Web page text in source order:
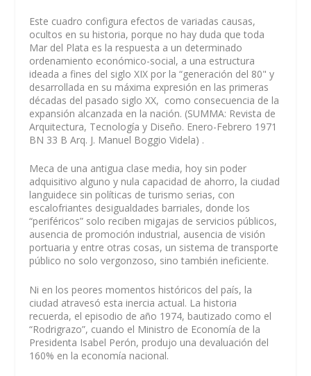
Este cuadro configura efectos de variadas causas,
ocultos en su historia, porque no hay duda que toda
Mar del Plata es la respuesta a un determinado
ordenamiento económico-social, a una estructura
ideada a fines del siglo XIX por la “generación del 80" y
desarrollada en su máxima expresión en las primeras
décadas del pasado siglo XX, como consecuencia de la
expansión alcanzada en la nación. (SUMMA: Revista de
Arquitectura, Tecnología y Diseño. Enero-Febrero 1971
BN 33 B Arq. J. Manuel Boggio Videla) .
Meca de una antigua clase media, hoy sin poder
adquisitivo alguno y nula capacidad de ahorro, la ciudad
languidece sin políticas de turismo serias, con
escalofriantes desigualdades barriales, donde los
“periféricos” solo reciben migajas de servicios públicos,
ausencia de promoción industrial, ausencia de visión
portuaria y entre otras cosas, un sistema de transporte
público no solo vergonzoso, sino también ineficiente.
Ni en los peores momentos históricos del país, la
ciudad atravesó esta inercia actual. La historia
recuerda, el episodio de año 1974, bautizado como el
“Rodrigrazo”, cuando el Ministro de Economía de la
Presidenta Isabel Perón, produjo una devaluación del
160% en la economía nacional.